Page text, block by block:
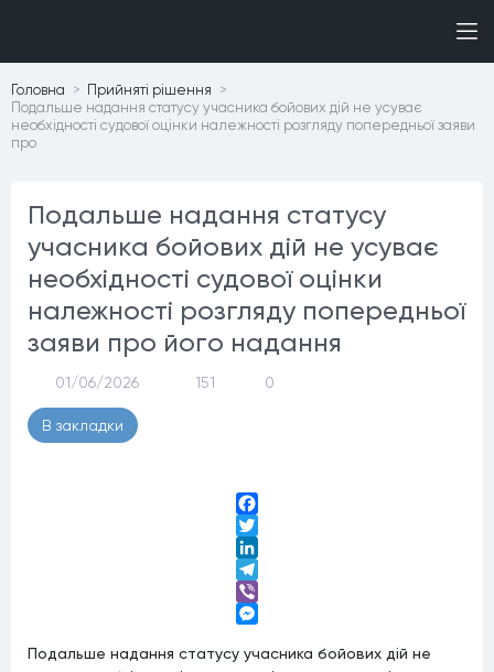
Головна
Прийнятi рiшення
Подальше надання статусу учасника бойових дій не усуває
необхідності судової оцінки належності розгляду попередньої заяви
про
Подальше надання статусу
учасника бойових дій не усуває
необхідності судової оцінки
належності розгляду попередньої
заяви про його надання
01/06/2026 151 0
В закладки
Facebook
Twitter
LinkedIn
Telegram
Viber
Подальше надання статусу учасника бойових дій не